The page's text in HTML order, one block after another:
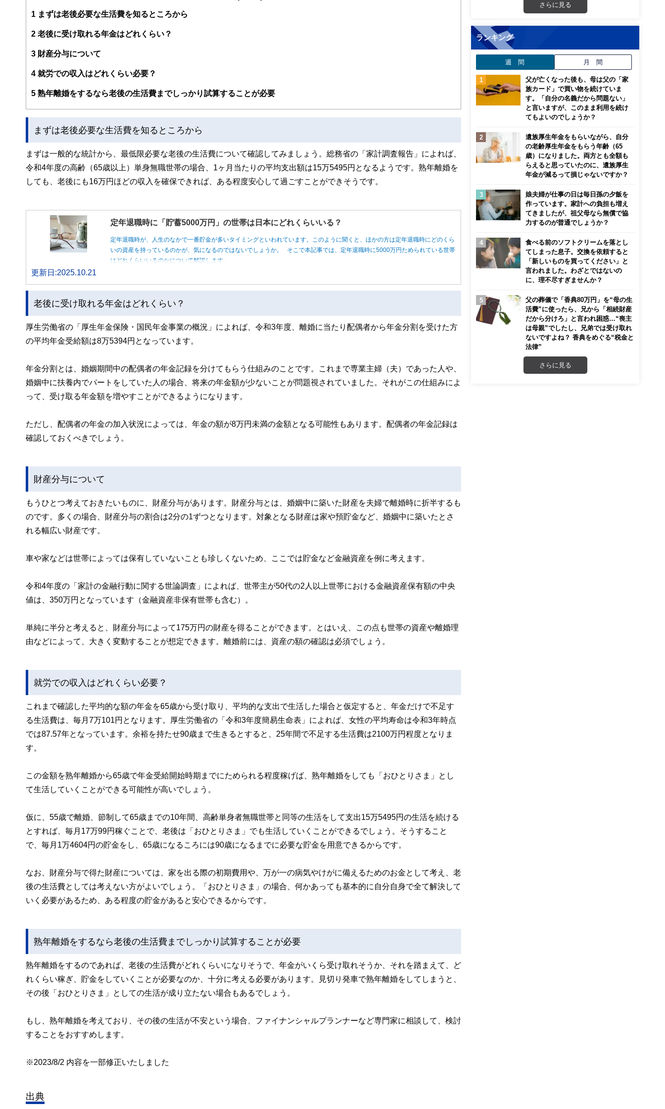
1 まずは老後必要な生活費を知るところから
2 老後に受け取れる年金はどれくらい？
3 財産分与について
4 就労での収入はどれくらい必要？
5 熟年離婚をするなら老後の生活費までしっかり試算することが必要
まずは老後必要な生活費を知るところから
まずは一般的な統計から、最低限必要な老後の生活費について確認してみましょう。総務省の「家計調査報告」によれば、
令和4年度の高齢（65歳以上）単身無職世帯の場合、1ヶ月当たりの平均支出額は15万5495円となるようです。熟年離婚を
しても、老後にも16万円ほどの収入を確保できれば、ある程度安心して過ごすことができそうです。
定年退職時に「貯蓄5000万円」の世帯は日本にどれくらいいる？
定年退職時が、人生のなかで一番貯金が多いタイミングといわれています。このように聞くと、ほかの方は定年退職時にどのくら
いの資産を持っているのかが、気になるのではないでしょうか。 そこで本記事では、定年退職時に5000万円ためられている世帯
はどれくらいいるのかについて解説します。
更新日:2025.10.21
老後に受け取れる年金はどれくらい？
厚生労働省の「厚生年金保険・国民年金事業の概況」によれば、令和3年度、離婚に当たり配偶者から年金分割を受けた方
の平均年金受給額は8万5394円となっています。
年金分割とは、婚姻期間中の配偶者の年金記録を分けてもらう仕組みのことです。これまで専業主婦（夫）であった人や、
婚姻中に扶養内でパートをしていた人の場合、将来の年金額が少ないことが問題視されていました。それがこの仕組みによ
って、受け取る年金額を増やすことができるようになります。
ただし、配偶者の年金の加入状況によっては、年金の額が8万円未満の金額となる可能性もあります。配偶者の年金記録は
確認しておくべきでしょう。
財産分与について
もうひとつ考えておきたいものに、財産分与があります。財産分与とは、婚姻中に築いた財産を夫婦で離婚時に折半するも
のです。多くの場合、財産分与の割合は2分の1ずつとなります。対象となる財産は家や預貯金など、婚姻中に築いたとさ
れる幅広い財産です。
車や家などは世帯によっては保有していないことも珍しくないため、ここでは貯金など金融資産を例に考えます。
令和4年度の「家計の金融行動に関する世論調査」によれば、世帯主が50代の2人以上世帯における金融資産保有額の中央
値は、350万円となっています（金融資産非保有世帯も含む）。
単純に半分と考えると、財産分与によって175万円の財産を得ることができます。とはいえ、この点も世帯の資産や離婚理
由などによって、大きく変動することが想定できます。離婚前には、資産の額の確認は必須でしょう。
就労での収入はどれくらい必要？
これまで確認した平均的な額の年金を65歳から受け取り、平均的な支出で生活した場合と仮定すると、年金だけで不足す
る生活費は、毎月7万101円となります。厚生労働省の「令和3年度簡易生命表」によれば、女性の平均寿命は令和3年時点
では87.57年となっています。余裕を持たせ90歳まで生きるとすると、25年間で不足する生活費は2100万円程度となりま
す。
この金額を熟年離婚から65歳で年金受給開始時期までにためられる程度稼げば、熟年離婚をしても「おひとりさま」とし
て生活していくことができる可能性が高いでしょう。
仮に、55歳で離婚、節制して65歳までの10年間、高齢単身者無職世帯と同等の生活をして支出15万5495円の生活を続ける
とすれば、毎月17万99円稼ぐことで、老後は「おひとりさま」でも生活していくことができるでしょう。そうすること
で、毎月1万4604円の貯金をし、65歳になるころには90歳になるまでに必要な貯金を用意できるからです。
なお、財産分与で得た財産については、家を出る際の初期費用や、万が一の病気やけがに備えるためのお金として考え、老
後の生活費としては考えない方がよいでしょう。「おひとりさま」の場合、何かあっても基本的に自分自身で全て解決して
いく必要があるため、ある程度の貯金があると安心できるからです。
熟年離婚をするなら老後の生活費までしっかり試算することが必要
熟年離婚をするのであれば、老後の生活費がどれくらいになりそうで、年金がいくら受け取れそうか、それを踏まえて、ど
れくらい稼ぎ、貯金をしていくことが必要なのか、十分に考える必要があります。見切り発車で熟年離婚をしてしまうと、
その後「おひとりさま」としての生活が成り立たない場合もあるでしょう。
もし、熟年離婚を考えており、その後の生活が不安という場合、ファイナンシャルプランナーなど専門家に相談して、検討
することをおすすめします。
※2023/8/2 内容を一部修正いたしました
出典
さらに見る
ランキング
週 間 月 間
父が亡くなった後も、母は父の「家
族カード」で買い物を続けていま
す。「自分の名義だから問題ない」
と言いますが、このまま利用を続け
てもよいのでしょうか？
遺族厚生年金をもらいながら、自分
の老齢厚生年金をもらう年齢（65
歳）になりました。両方とも全額も
らえると思っていたのに、遺族厚生
年金が減るって損じゃないですか？
娘夫婦が仕事の日は毎日孫の夕飯を
作っています。家計への負担も増え
てきましたが、祖父母なら無償で協
力するのが普通でしょうか？
食べる前のソフトクリームを落とし
てしまった息子。交換を依頼すると
「新しいものを買ってください」と
言われました。わざとではないの
に、理不尽すぎませんか？
父の葬儀で「香典80万円」を“母の生
活費”に使ったら、兄から「相続財産
だから分けろ」と言われ困惑…“喪主
は母親”でしたし、兄弟では受け取れ
ないですよね？ 香典をめぐる“税金と
法律”
さらに見る